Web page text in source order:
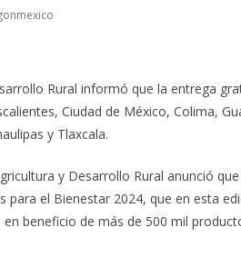
Rural informó que la entrega
Ciudad de México, Colima,
y Tlaxcala.
y Desarrollo Rural anunció
para el Bienestar 2024, que en esta
beneficio de más de 500 mil